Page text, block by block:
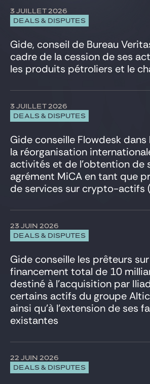
LBO Sponsors
Marchés de capitaux
Médias et Communication
Private Equity
Projets et Financement de projets
Propriété Intellectuelle
Services financiers
Social
Télécommunications
Titrisation
Venture & Growth Tech
DEALS & DISPUTES
3 JUILLET 2026
Gide, conseil de Bureau
cadre de la cession de ses
les produits pétroliers et le
DEALS & DISPUTES
3 JUILLET 2026
Gide conseille Flowdesk
la réorganisation
activités et de l’obtention de
agrément MiCA en tant que
de services sur crypto-actifs
DEALS & DISPUTES
23 JUIN 2026
Gide conseille les prêteurs
financement total de 10
destiné à l’acquisition par
certains actifs du groupe
ainsi qu’à l’extension de ses
existantes
DEALS & DISPUTES
22 JUIN 2026